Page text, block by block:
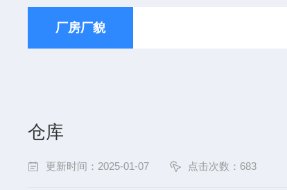
厂房厂貌
仓库
更新时间：2025-01-07 点击次数： 683